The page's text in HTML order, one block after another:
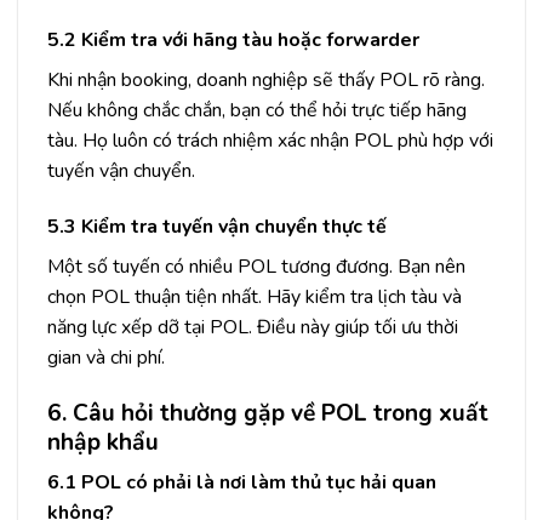
5.2 Kiểm tra với hãng tàu hoặc forwarder
Khi nhận booking, doanh nghiệp sẽ thấy POL rõ ràng.
Nếu không chắc chắn, bạn có thể hỏi trực tiếp hãng
tàu. Họ luôn có trách nhiệm xác nhận POL phù hợp với
tuyến vận chuyển.
5.3 Kiểm tra tuyến vận chuyển thực tế
Một số tuyến có nhiều POL tương đương. Bạn nên
chọn POL thuận tiện nhất. Hãy kiểm tra lịch tàu và
năng lực xếp dỡ tại POL. Điều này giúp tối ưu thời
gian và chi phí.
6. Câu hỏi thường gặp về POL trong xuất
nhập khẩu
6.1 POL có phải là nơi làm thủ tục hải quan
không?